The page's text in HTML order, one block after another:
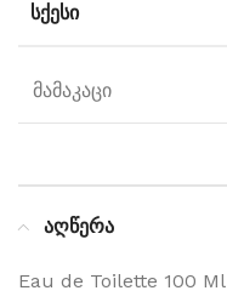
ᲡᲥᲔᲡᲘ
მამაკაცი
აღწერა
Eau de Toilette 100 Ml